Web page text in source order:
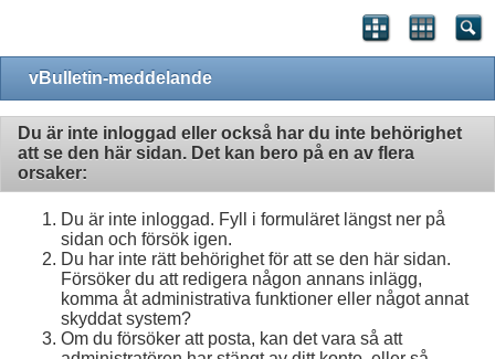
vBulletin-meddelande
Du är inte inloggad eller också har du inte behörighet
att se den här sidan. Det kan bero på en av flera
orsaker:
Du är inte inloggad. Fyll i formuläret längst ner på
sidan och försök igen.
Du har inte rätt behörighet för att se den här sidan.
Försöker du att redigera någon annans inlägg,
komma åt administrativa funktioner eller något annat
skyddat system?
Om du försöker att posta, kan det vara så att